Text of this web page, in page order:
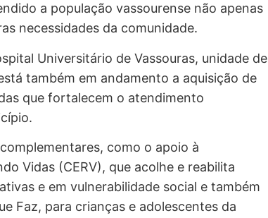
a população vassourense não apenas
necessidades da comunidade.
Universitário de Vassouras, unidade de
também em andamento a aquisição de
que fortalecem o atendimento
como o apoio à
Vidas (CERV), que acolhe e reabilita
e em vulnerabilidade social e também
Faz, para crianças e adolescentes da